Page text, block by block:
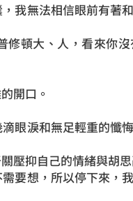
我無法相信眼前有著
修頓大、人，看來你
開口。
眼淚和無足輕重的懺
壓抑自己的情緒與胡思
要想，所以停下來，